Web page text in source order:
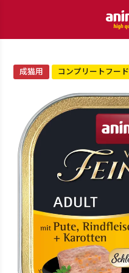
成猫用 コンプリートフード